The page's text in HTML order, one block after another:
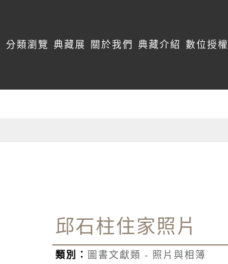
分類瀏覽 典藏展 關於我們 典藏介紹 數位授權
邱石柱住家照片
類別： 圖書文獻類 - 照片與相簿